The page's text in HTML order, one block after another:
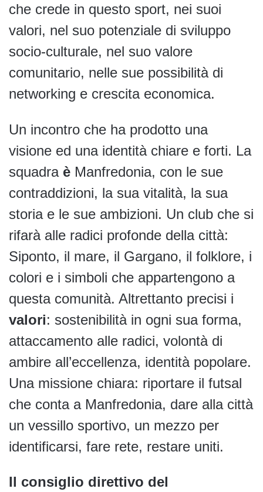
che crede in questo sport, nei suoi
valori, nel suo potenziale di sviluppo
socio-culturale, nel suo valore
comunitario, nelle sue possibilità di
networking e crescita economica.
Un incontro che ha prodotto una
visione ed una identità chiare e forti. La
squadra è Manfredonia, con le sue
contraddizioni, la sua vitalità, la sua
storia e le sue ambizioni. Un club che si
rifarà alle radici profonde della città:
Siponto, il mare, il Gargano, il folklore, i
colori e i simboli che appartengono a
questa comunità. Altrettanto precisi i
valori: sostenibilità in ogni sua forma,
attaccamento alle radici, volontà di
ambire all’eccellenza, identità popolare.
Una missione chiara: riportare il futsal
che conta a Manfredonia, dare alla città
un vessillo sportivo, un mezzo per
identificarsi, fare rete, restare uniti.
Il consiglio direttivo del